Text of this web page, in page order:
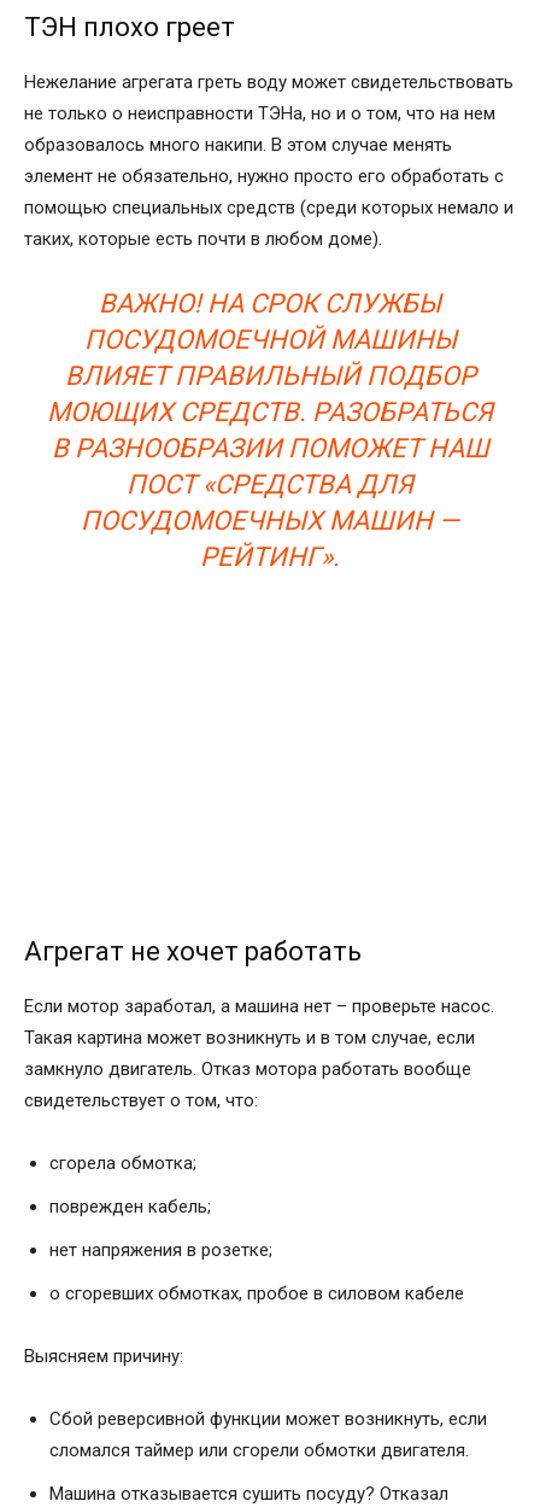
ТЭН плохо греет
Нежелание агрегата греть воду может свидетельствовать
не только о неисправности ТЭНа, но и о том, что на нем
образовалось много накипи. В этом случае менять
элемент не обязательно, нужно просто его обработать с
помощью специальных средств (среди которых немало и
таких, которые есть почти в любом доме).
ВАЖНО! НА СРОК СЛУЖБЫ
ПОСУДОМОЕЧНОЙ МАШИНЫ
ВЛИЯЕТ ПРАВИЛЬНЫЙ ПОДБОР
МОЮЩИХ СРЕДСТВ. РАЗОБРАТЬСЯ
В РАЗНООБРАЗИИ ПОМОЖЕТ НАШ
ПОСТ «СРЕДСТВА ДЛЯ
ПОСУДОМОЕЧНЫХ МАШИН —
РЕЙТИНГ».
Агрегат не хочет работать
Если мотор заработал, а машина нет – проверьте насос.
Такая картина может возникнуть и в том случае, если
замкнуло двигатель. Отказ мотора работать вообще
свидетельствует о том, что:
сгорела обмотка;
поврежден кабель;
нет напряжения в розетке;
о сгоревших обмотках, пробое в силовом кабеле
Выясняем причину:
Сбой реверсивной функции может возникнуть, если
сломался таймер или сгорели обмотки двигателя.
Машина отказывается сушить посуду? Отказал